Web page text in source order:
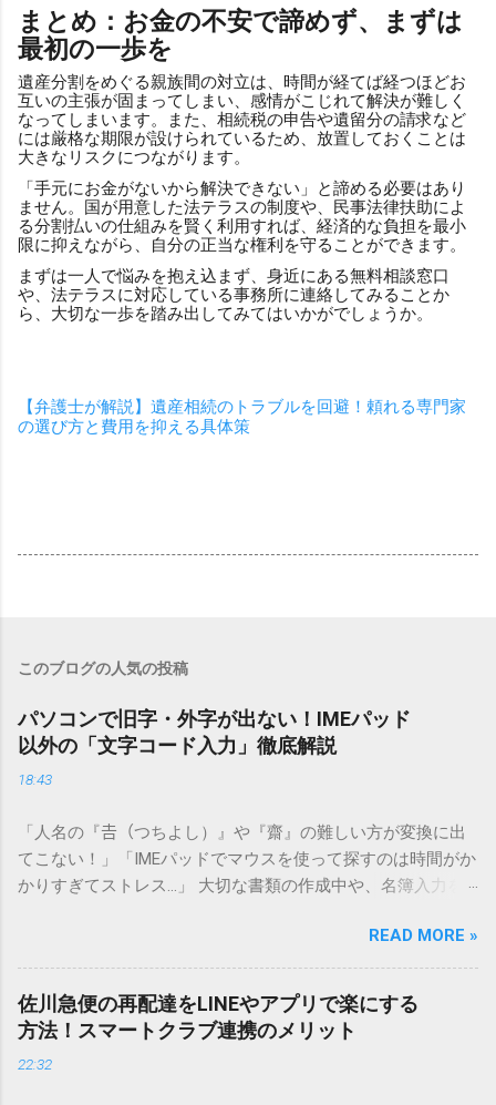
まとめ：お金の不安で諦めず、まずは
最初の一歩を
遺産分割をめぐる親族間の対立は、時間が経てば経つほどお
互いの主張が固まってしまい、感情がこじれて解決が難しく
なってしまいます。また、相続税の申告や遺留分の請求など
には厳格な期限が設けられているため、放置しておくことは
大きなリスクにつながります。
「手元にお金がないから解決できない」と諦める必要はあり
ません。国が用意した法テラスの制度や、民事法律扶助によ
る分割払いの仕組みを賢く利用すれば、経済的な負担を最小
限に抑えながら、自分の正当な権利を守ることができます。
まずは一人で悩みを抱え込まず、身近にある無料相談窓口
や、法テラスに対応している事務所に連絡してみることか
ら、大切な一歩を踏み出してみてはいかがでしょうか。
【弁護士が解説】遺産相続のトラブルを回避！頼れる専門家
の選び方と費用を抑える具体策
このブログの人気の投稿
パソコンで旧字・外字が出ない！IMEパッド
以外の「文字コード入力」徹底解説
18:43
「人名の『𠮷（つちよし）』や『齋』の難しい方が変換に出
てこない！」「IMEパッドでマウスを使って探すのは時間がか
かりすぎてストレス…」 大切な書類の作成中や、名簿入力を
てしまいますよね。多くの人が「IMEパッド（手書き入力）」
を使いますが、実はマウスで一画ずつ書くのは非効率です
し、似た漢字が多すぎて結局見つからないことも少なくあり
ません。 そこで今回は、IMEパッドを使わずに、特定のコー
ドを打ち込むだけで一瞬で旧字や外字、特殊記号を呼び出す
「文字コード入力」のテクニックを詳しく解説します。 この
READ MORE »
佐川急便の再配達をLINEやアプリで楽にする
方法！スマートクラブ連携のメリット
22:32